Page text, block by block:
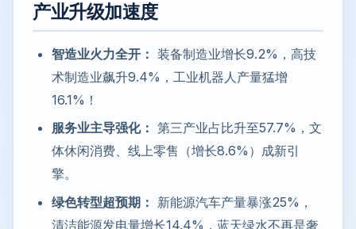
产业升级加速度
智造业火力全开： 装备制造业增长9.2%，高技
术制造业飙升9.4%，工业机器人产量猛增
16.1%！
服务业主导强化： 第三产业占比升至57.7%，文
体休闲消费、线上零售（增长8.6%）成新引
擎。
绿色转型超预期： 新能源汽车产量暴涨25%，
清洁能源发电量增长14.4%，蓝天绿水不再是奢